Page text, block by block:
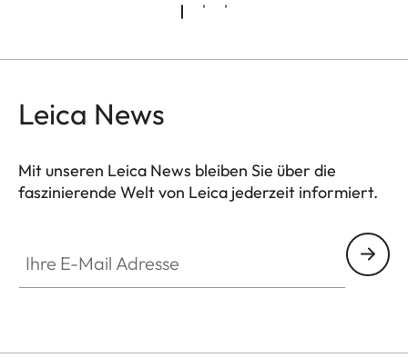
Leica News
Mit unseren Leica News bleiben Sie über die
faszinierende Welt von Leica jederzeit informiert.